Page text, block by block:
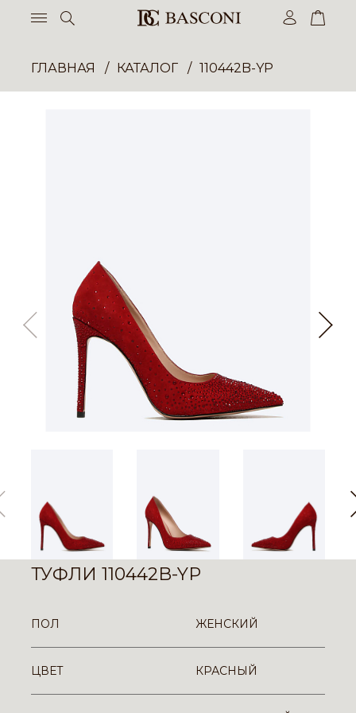
ГЛАВНАЯ КАТАЛОГ 110442B-YP
ТУФЛИ 110442B-YP
ПОЛ ЖЕНСКИЙ
ЦВЕТ КРАСНЫЙ